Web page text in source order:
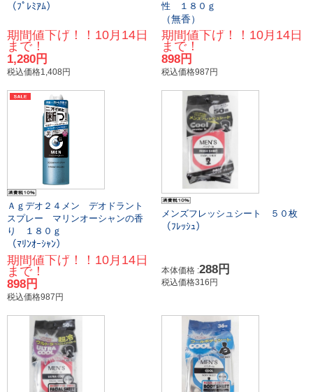
（ﾌﾟﾚﾐｱﾑ）
期間値下げ！！10月14日
まで！
1,280円
税込価格1,408円
性 １８０ｇ
（無香）
期間値下げ！！10月14日
まで！
898円
税込価格987円
Ａｇデオ２４メン デオドラント
スプレー マリンオーシャンの香
り １８０ｇ
（ﾏﾘﾝｵｰｼｬﾝ）
期間値下げ！！10月14日
まで！
898円
税込価格987円
メンズフレッシュシート ５０枚
（ﾌﾚｯｼｭ）
本体価格 :288円
税込価格316円